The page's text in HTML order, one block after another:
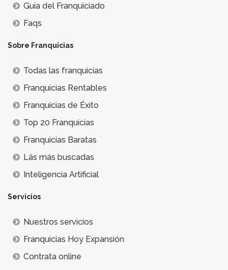
Guía del Franquiciado
Faqs
Sobre Franquicias
Todas las franquicias
Franquicias Rentables
Franquicias de Éxito
Top 20 Franquicias
Franquicias Baratas
Lás más buscadas
Inteligencia Artificial
Servicios
Nuestros servicios
Franquicias Hoy Expansión
Contrata online